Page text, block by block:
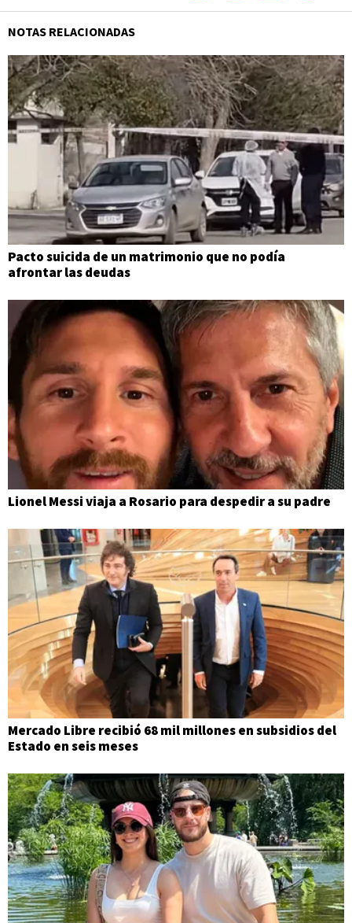
NOTAS RELACIONADAS
Pacto suicida de un matrimonio que no podía
afrontar las deudas
Lionel Messi viaja a Rosario para despedir a su padre
Mercado Libre recibió 68 mil millones en subsidios del
Estado en seis meses